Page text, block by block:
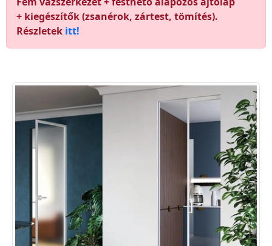
+ kiegészítők (zsanérok, zártest, tömítés).
Részletek itt!